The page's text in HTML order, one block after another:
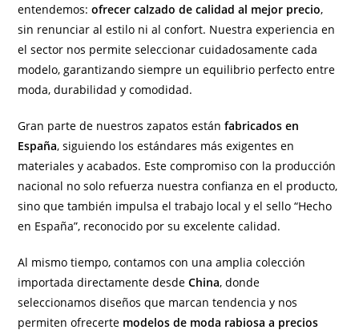
entendemos:ofrecer calzado de calidad al mejor precio,
sin renunciar al estilo ni al confort. Nuestra experiencia en
el sector nos permite seleccionar cuidadosamente cada
modelo, garantizando siempre un equilibrio perfecto entre
moda, durabilidad y comodidad.
Gran parte de nuestros zapatos estánfabricados en
España, siguiendo los estándares más exigentes en
materiales y acabados. Este compromiso con la producción
nacional no solo refuerza nuestra confianza en el producto,
sino que también impulsa el trabajo local y el sello “Hecho
en España”, reconocido por su excelente calidad.
Al mismo tiempo, contamos con una amplia colección
importada directamente desdeChina, donde
seleccionamos diseños que marcan tendencia y nos
permiten ofrecerte modelos de moda rabiosa a precios